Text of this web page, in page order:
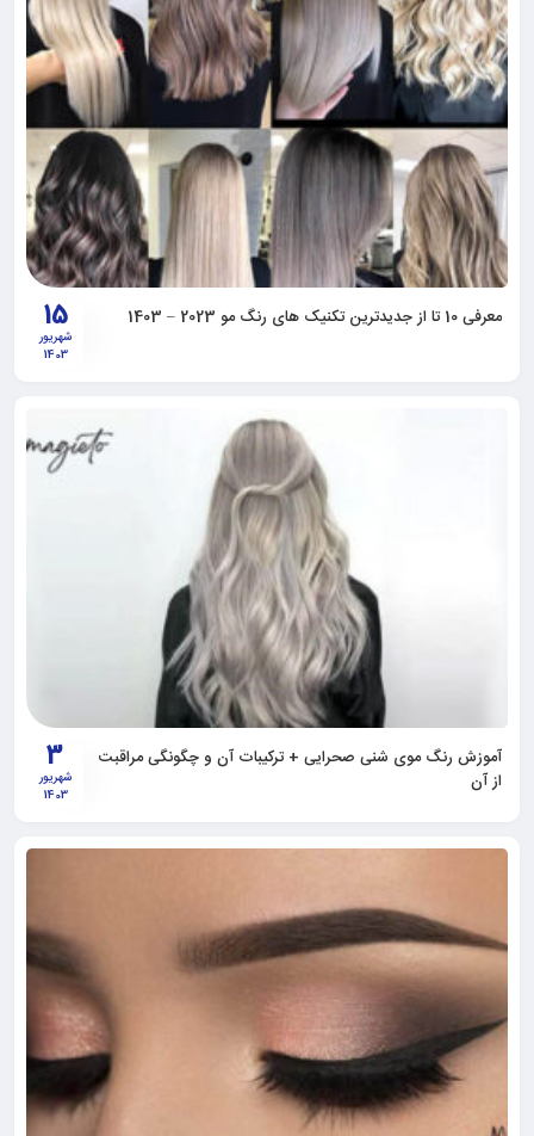
15
شهریور
1403
معرفی 10 تا از جدیدترین تکنیک‎ های رنگ مو 2023 – 1403
3
شهریور
1403
آموزش رنگ موی شنی صحرایی + ترکیبات آن و چگونگی مراقبت
از آن